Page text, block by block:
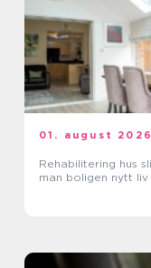
01. august 2026
Rehabilitering hus slik gir
man boligen nytt liv